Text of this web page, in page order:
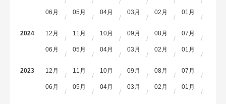
06月 05月 04月 03月 02月 01月
2024 12月 11月 10月 09月 08月 07月
06月 05月 04月 03月 02月 01月
2023 12月 11月 10月 09月 08月 07月
06月 05月 04月 03月 02月 01月